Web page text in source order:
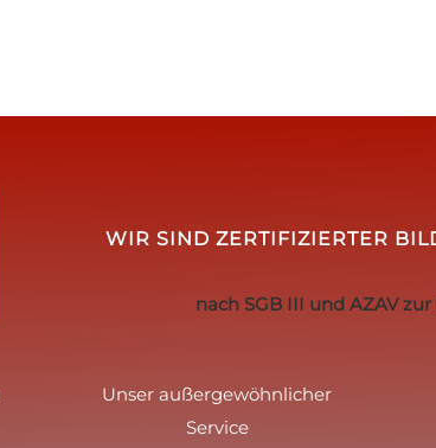
WIR SIND ZERTIFIZIERTER
nach SGB III und AZAV
Unser außergewöhnlicher
Service